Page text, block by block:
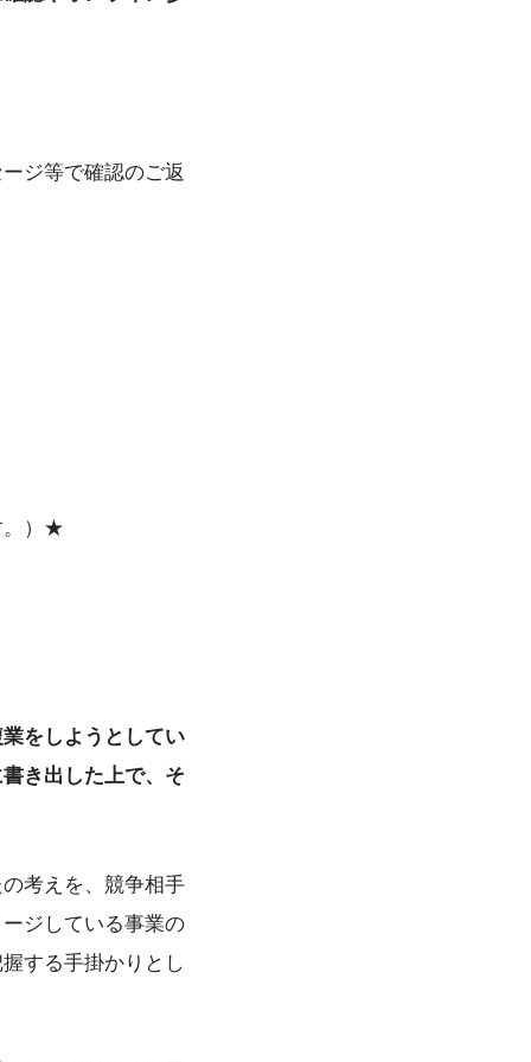
ジ等で確認のご返
。）★
をしようとしてい
き出した上で、そ
考えを、競争相手
ジしている事業の
する手掛かりとし